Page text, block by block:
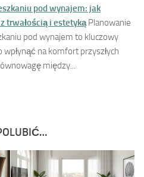
pod wynajem: jak
trwałością i estetyką Planowanie
pod wynajem to kluczowy
na komfort przyszłych
między...